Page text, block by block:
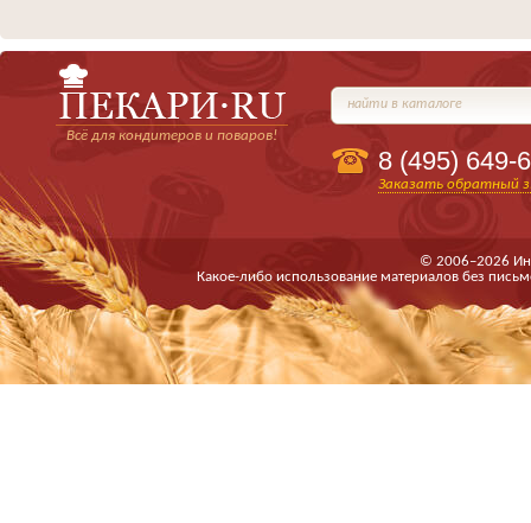
Всё для кондитеров и поваров!
найти в каталоге
8 (495) 649-
Заказать обратный
© 2006–2026
Какое-либо использование материалов без